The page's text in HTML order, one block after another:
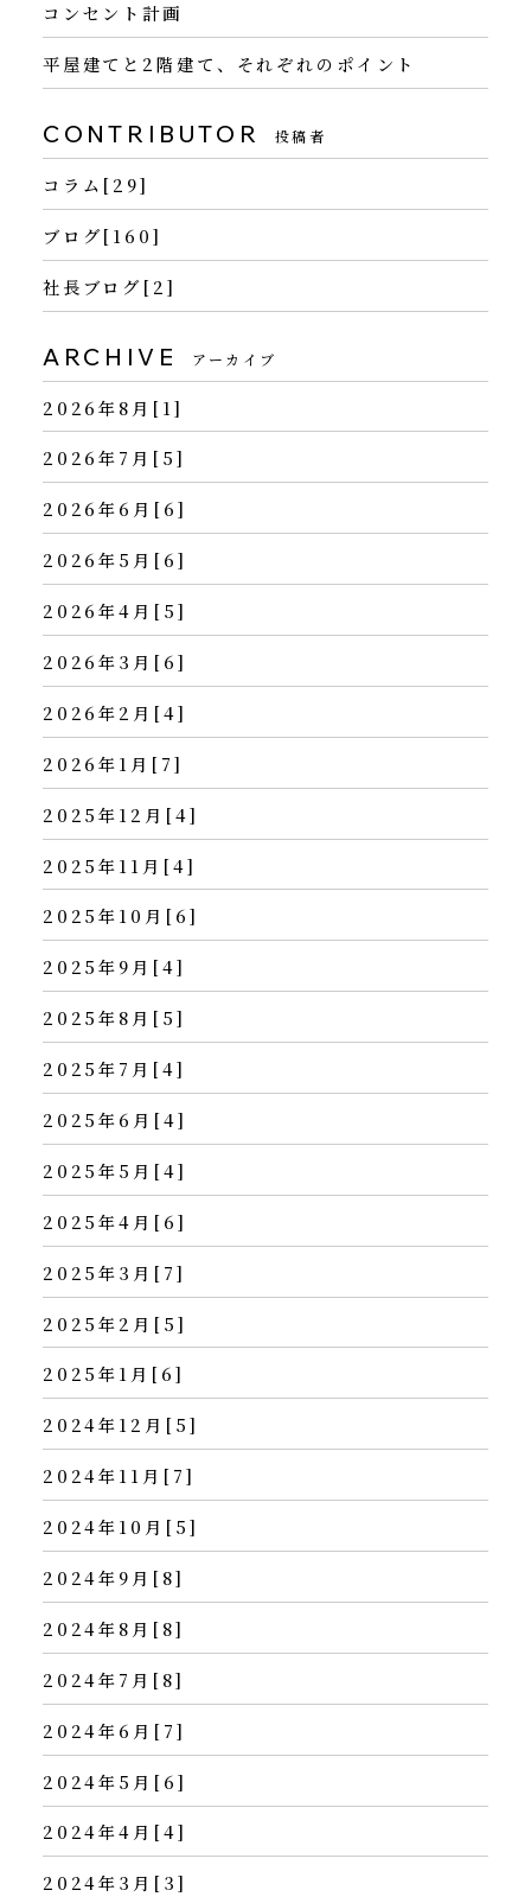
コンセント計画
平屋建てと2階建て、それぞれのポイント
CONTRIBUTOR 投稿者
コラム[29]
ブログ[160]
社長ブログ[2]
ARCHIVE アーカイブ
2026年8月[1]
2026年7月[5]
2026年6月[6]
2026年5月[6]
2026年4月[5]
2026年3月[6]
2026年2月[4]
2026年1月[7]
2025年12月[4]
2025年11月[4]
2025年10月[6]
2025年9月[4]
2025年8月[5]
2025年7月[4]
2025年6月[4]
2025年5月[4]
2025年4月[6]
2025年3月[7]
2025年2月[5]
2025年1月[6]
2024年12月[5]
2024年11月[7]
2024年10月[5]
2024年9月[8]
2024年8月[8]
2024年7月[8]
2024年6月[7]
2024年5月[6]
2024年4月[4]
2024年3月[3]